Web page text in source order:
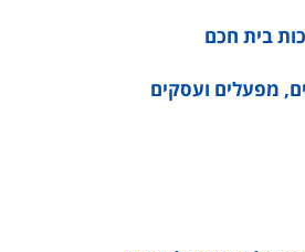
בית חכם
מפעלים ועסקים